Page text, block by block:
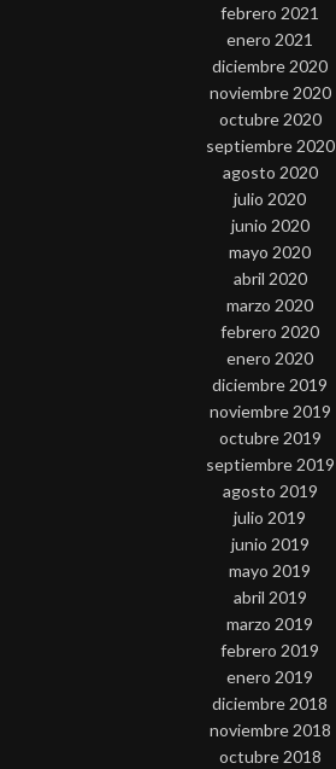
febrero 2021
enero 2021
diciembre 2020
noviembre 2020
octubre 2020
septiembre 2020
agosto 2020
julio 2020
junio 2020
mayo 2020
abril 2020
marzo 2020
febrero 2020
enero 2020
diciembre 2019
noviembre 2019
octubre 2019
septiembre 2019
agosto 2019
julio 2019
junio 2019
mayo 2019
abril 2019
marzo 2019
febrero 2019
enero 2019
diciembre 2018
noviembre 2018
octubre 2018